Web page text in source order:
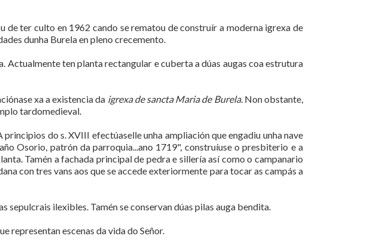
ter culto en 1962 cando se rematou de construír a moderna igrexa de
dunha Burela en pleno crecemento.
Actualmente ten planta rectangular e cuberta a dúas augas coa estrutura
xa a existencia da igrexa de sancta Maria de Burela. Non obstante,
tardomedieval.
do s. XVIII efectúaselle unha ampliación que engadiu unha nave
Osorio, patrón da parroquia...ano 1719", construíuse o presbiterio e a
Tamén a fachada principal de pedra e sillería así como o campanario
con tres vans aos que se accede exteriormente para tocar as campás a
ilexibles. Tamén se conservan dúas pilas auga bendita.
representan escenas da vida do Señor.